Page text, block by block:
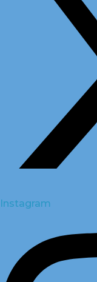
Instagram